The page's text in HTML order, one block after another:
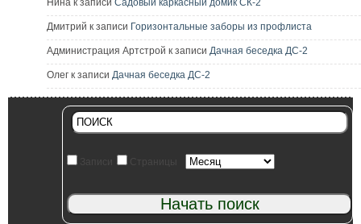
Нина к записи Садовый каркасный домик СК-2
Дмитрий к записи Горизонтальные заборы из профлиста
Администрация Артстрой к записи Дачная беседка ДС-2
Олег к записи Дачная беседка ДС-2
Записи Страницы